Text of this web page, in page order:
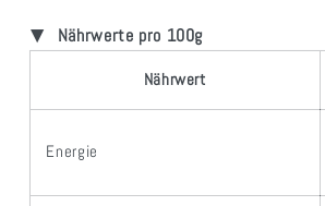
Nährwerte pro 100g
Nährwert
Energie